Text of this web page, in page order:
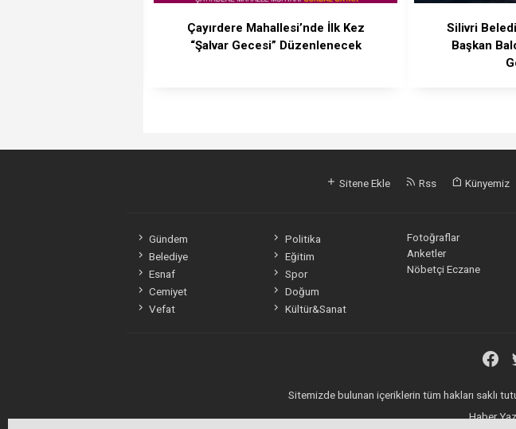
Çayırdere Mahallesi’nde İlk Kez
“Şalvar Gecesi” Düzenlenecek
Silivri
Başkan
Sitene Ekle Rss Künyemiz
Gündem
Politika
Belediye
Eğitim
Esnaf
Spor
Cemiyet
Doğum
Vefat
Kültür&Sanat
Fotoğraflar
Anketler
Nöbetçi Eczane
Sitemizde bulunan içeriklerin tüm hakları saklı
Haber